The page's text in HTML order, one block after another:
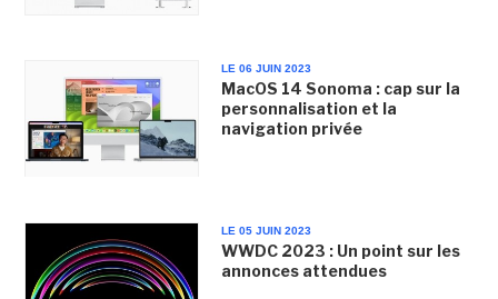
LE 06 JUIN 2023
MacOS 14 Sonoma : cap sur la
personnalisation et la
navigation privée
LE 05 JUIN 2023
WWDC 2023 : Un point sur les
annonces attendues